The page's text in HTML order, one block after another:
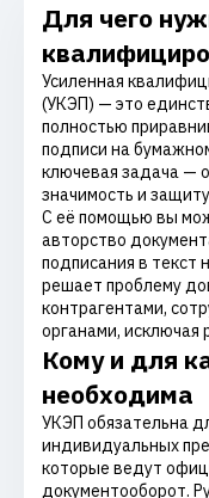
Для чего
Усиленная
(УКЭП) — это
полностью
подписи на
ключевая задача —
значимость и
С её помощью вы
авторство
подписания в текст
решает проблему
контрагентами,
органами, исключая
Кому и для
необходима
УКЭП обязательна
индивидуальных
которые ведут
документооборот.